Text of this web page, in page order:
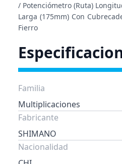
/ Potenciómetro (Ruta)
Larga (175mm) Con
Fierro
Familia
Multiplicaciones
Fabricante
SHIMANO
Nacionalidad